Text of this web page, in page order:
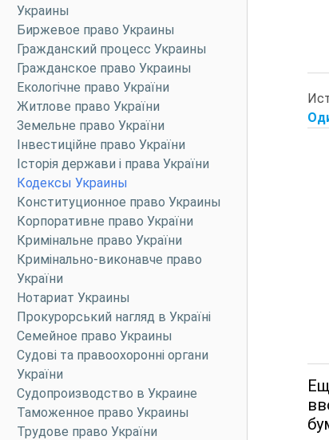
Украины
Биржевое право Украины
Гражданский процесс Украины
Гражданское право Украины
Екологічне право України
Житлове право України
Земельне право України
Інвестиційне право України
Історія держави і права України
Кодексы Украины
Конституционное право Украины
Корпоративне право України
Кримінальне право України
Кримінально-виконавче право
України
Нотариат Украины
Прокурорський нагляд в Україні
Семейное право Украины
Судові та правоохоронні органи
України
Судопроизводство в Украине
Таможенное право Украины
Трудове право України